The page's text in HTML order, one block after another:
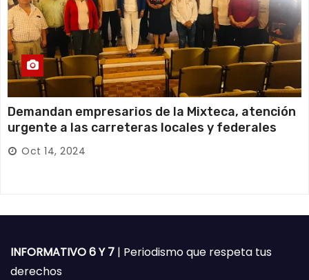
Demandan empresarios de la Mixteca, atención
urgente a las carreteras locales y federales
Oct 14, 2024
INFORMATIVO 6 Y 7 | Periodismo que respeta tus
derechos